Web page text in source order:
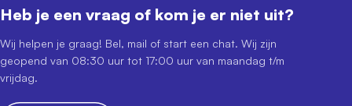
Heb je een vraag of kom je er niet uit?
Wij helpen je graag! Bel, mail of start een chat. Wij zijn
geopend van 08:30 uur tot 17:00 uur van maandag t/m
vrijdag.